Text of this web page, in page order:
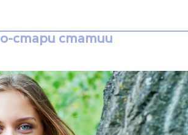
стари статии